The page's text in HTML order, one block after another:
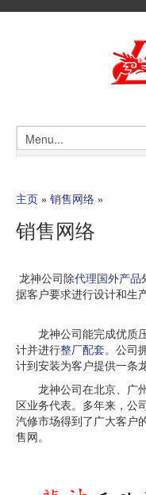
主页 » 销售网络 »
销售网络
龙神公司除代理国外产品
据客户要求进行设计和生
龙神公司能完成优质压
计并进行整厂配套。公司
计到安装为客户提供一条
龙神公司在北京、广州
区业务代表。多年来，公
汽修市场得到了广大客户
售网。